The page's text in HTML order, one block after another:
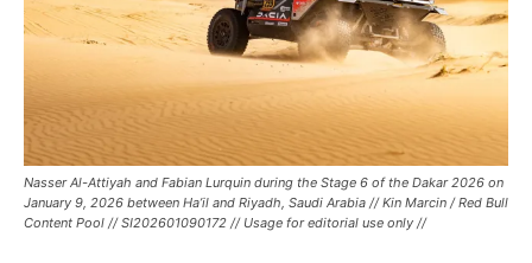
Nasser Al-Attiyah and Fabian Lurquin during the Stage 6 of the Dakar 2026 on
January 9, 2026 between Ha’il and Riyadh, Saudi Arabia // Kin Marcin / Red Bull
Content Pool // SI202601090172 // Usage for editorial use only //